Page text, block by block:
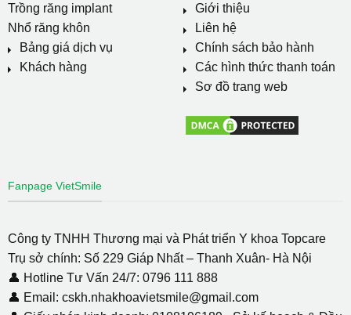
Trồng răng implant
Nhổ răng khôn
Bảng giá dịch vụ
Khách hàng
Giới thiệu
Liên hệ
Chính sách bảo hành
Các hình thức thanh toán
Sơ đồ trang web
Fanpage VietSmile
Công ty TNHH Thương mại và Phát triển Y khoa Topcare
Trụ sở chính: Số 229 Giáp Nhất – Thanh Xuân- Hà Nội
👤 Hotline Tư Vấn 24/7: 0796 111 888
👤 Email: cskh.nhakhoavietsmile@gmail.com